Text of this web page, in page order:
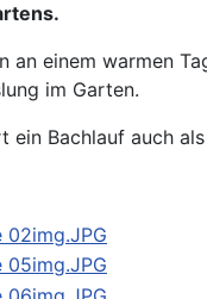
an einem warmen
im Garten.
ein Bachlauf auch